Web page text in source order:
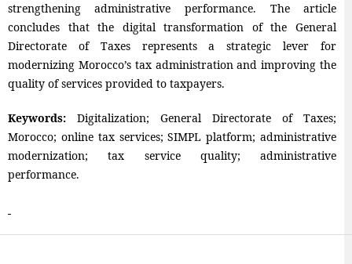
strengthening administrative performance. The article
concludes that the digital transformation of the General
Directorate of Taxes represents a strategic lever for
modernizing Morocco’s tax administration and improving the
quality of services provided to taxpayers.
Keywords:Digitalization; General Directorate of Taxes;
Morocco; online tax services; SIMPL platform; administrative
modernization; tax service quality; administrative
performance.